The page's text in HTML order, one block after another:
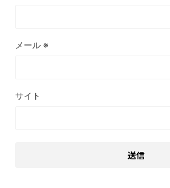
メール ※
サイト